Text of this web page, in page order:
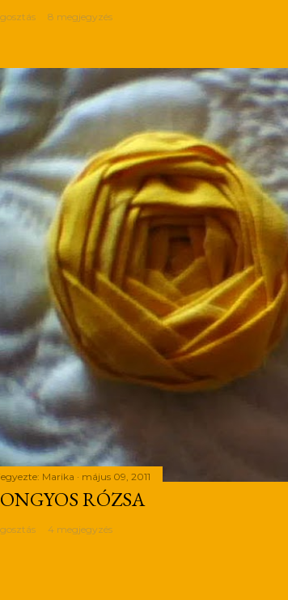
8 megjegyzés
Marika május 09, 2011
RÓZSA
4 megjegyzés